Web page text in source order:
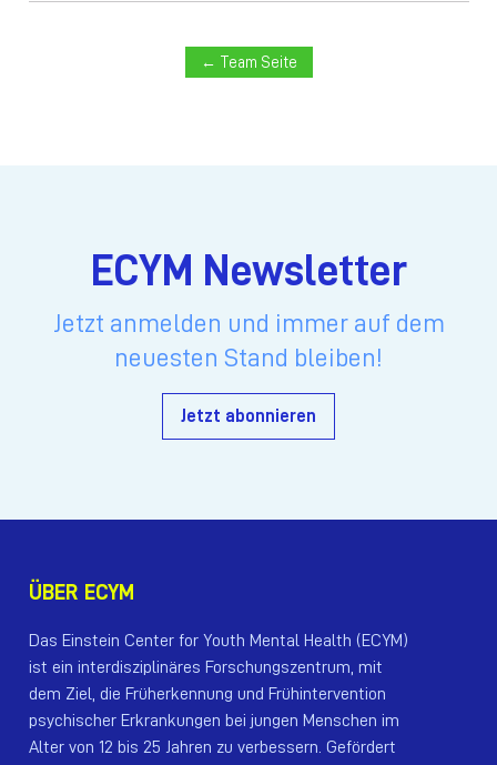
← Team Seite
ECYM Newsletter
Jetzt anmelden und immer auf dem
neuesten Stand bleiben!
Jetzt abonnieren
ÜBER ECYM
Das Einstein Center for Youth Mental Health (ECYM)
ist ein interdisziplinäres Forschungszentrum, mit
dem Ziel, die Früherkennung und Frühintervention
psychischer Erkrankungen bei jungen Menschen im
Alter von 12 bis 25 Jahren zu verbessern. Gefördert